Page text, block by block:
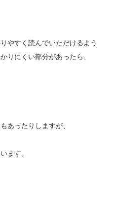
やすく読んでいただけるよう
りにくい部分があったら、
あったりしますが、
ます。